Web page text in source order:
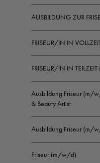
AUSBILDUNG ZUR
FRISEUR/IN IN
FRISEUR/IN IN
Ausbildung Friseur (m/
& Beauty Artist
Ausbildung Friseur (m/
Friseur (m/w/d)